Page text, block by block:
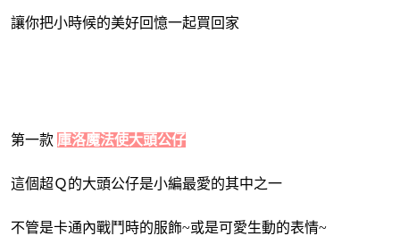
讓你把小時候的美好回憶一起買回家
第一款 庫洛魔法使大頭公仔
這個超Ｑ的大頭公仔是小編最愛的其中之一
不管是卡通內戰鬥時的服飾~或是可愛生動的表情~